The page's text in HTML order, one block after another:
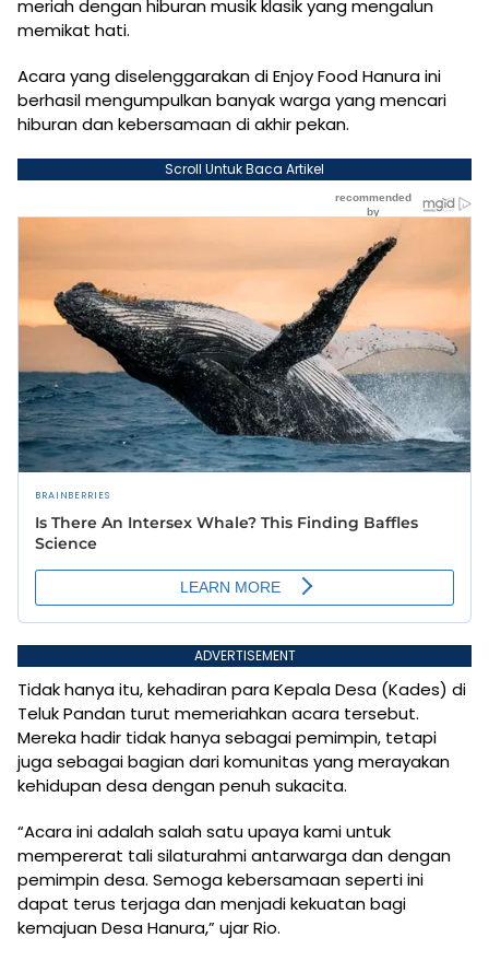
meriah dengan hiburan musik klasik yang mengalun
memikat hati.
Acara yang diselenggarakan di Enjoy Food Hanura ini
berhasil mengumpulkan banyak warga yang mencari
hiburan dan kebersamaan di akhir pekan.
Scroll Untuk Baca Artikel
ADVERTISEMENT
Tidak hanya itu, kehadiran para Kepala Desa (Kades) di
Teluk Pandan turut memeriahkan acara tersebut.
Mereka hadir tidak hanya sebagai pemimpin, tetapi
juga sebagai bagian dari komunitas yang merayakan
kehidupan desa dengan penuh sukacita.
“Acara ini adalah salah satu upaya kami untuk
mempererat tali silaturahmi antarwarga dan dengan
pemimpin desa. Semoga kebersamaan seperti ini
dapat terus terjaga dan menjadi kekuatan bagi
kemajuan Desa Hanura,” ujar Rio.